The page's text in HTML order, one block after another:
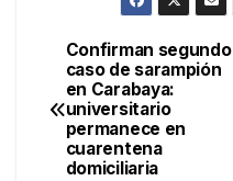
Navegación
de
entradas
Confirman segundo
caso de sarampión
en Carabaya:
universitario
permanece en
cuarentena
domiciliaria